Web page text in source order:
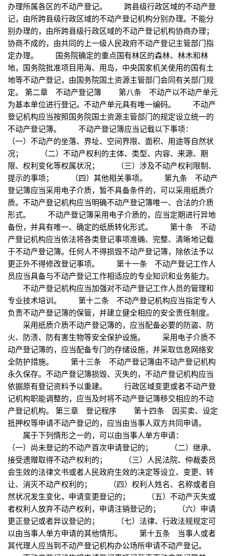
办理所属各区的不动产登记。 跨县级行政区域的不动产登
记，由所跨县级行政区域的不动产登记机构分别办理。不能分
别办理的，由所跨县级行政区域的不动产登记机构协商办理；
协商不成的，由共同的上一级人民政府不动产登记主管部门指
定办理。 国务院确定的重点国有林区的森林、林木和林
地，国务院批准项目用海、用岛，中央国家机关使用的国有土
地等不动产登记，由国务院国土资源主管部门会同有关部门规
定。 第二章 不动产登记簿 第八条 不动产以不动产单元
为基本单位进行登记。不动产单元具有唯一编码。 不动产
登记机构应当按照国务院国土资源主管部门的规定设立统一的
不动产登记簿。 不动产登记簿应当记载以下事项：
（一）不动产的坐落、界址、空间界限、面积、用途等自然状
况； （二）不动产权利的主体、类型、内容、来源、期
限、权利变化等权属状况； （三）涉及不动产权利限制、
提示的事项； （四）其他相关事项。 第九条 不动产
登记簿应当采用电子介质，暂不具备条件的，可以采用纸质介
质。不动产登记机构应当明确不动产登记簿唯一、合法的介质
形式。 不动产登记簿采用电子介质的，应当定期进行异地
备份，并具有唯一、确定的纸质转化形式。 第十条 不动
产登记机构应当依法将各类登记事项准确、完整、清晰地记载
于不动产登记簿。任何人不得损毁不动产登记簿，除依法予以
更正外不得修改登记事项。 第十一条 不动产登记工作人
员应当具备与不动产登记工作相适应的专业知识和业务能力。
不动产登记机构应当加强对不动产登记工作人员的管理和
专业技术培训。 第十二条 不动产登记机构应当指定专人
负责不动产登记簿的保管，并建立健全相应的安全责任制度。
采用纸质介质不动产登记簿的，应当配备必要的防盗、防
火、防渍、防有害生物等安全保护设施。 采用电子介质不
动产登记簿的，应当配备专门的存储设施，并采取信息网络安
全防护措施。 第十三条 不动产登记簿由不动产登记机构
永久保存。不动产登记簿损毁、灭失的，不动产登记机构应当
依据原有登记资料予以重建。 行政区域变更或者不动产登
记机构职能调整的，应当及时将不动产登记簿移交相应的不动
产登记机构。 第三章 登记程序 第十四条 因买卖、设定
抵押权等申请不动产登记的，应当由当事人双方共同申请。
属于下列情形之一的，可以由当事人单方申请：
（一）尚未登记的不动产首次申请登记的； （二）继承、
接受遗赠取得不动产权利的； （三）人民法院、仲裁委员
会生效的法律文书或者人民政府生效的决定等设立、变更、转
让、消灭不动产权利的； （四）权利人姓名、名称或者自
然状况发生变化，申请变更登记的； （五）不动产灭失或
者权利人放弃不动产权利，申请注销登记的； （六）申请
更正登记或者异议登记的； （七）法律、行政法规规定可
以由当事人单方申请的其他情形。 第十五条 当事人或者
其代理人应当到不动产登记机构办公场所申请不动产登记。